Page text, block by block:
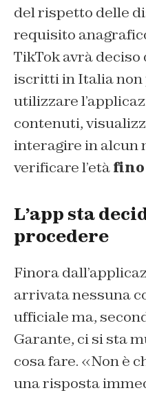
del rispetto delle
requisito
TikTok avrà
iscritti in Italia
utilizzare
contenuti,
interagire in alcun
verificare l’etàfino
L’app sta
procedere
Finora
arrivata nessuna
ufficiale ma,
Garante, ci si sta
cosa fare. «Non è
una risposta